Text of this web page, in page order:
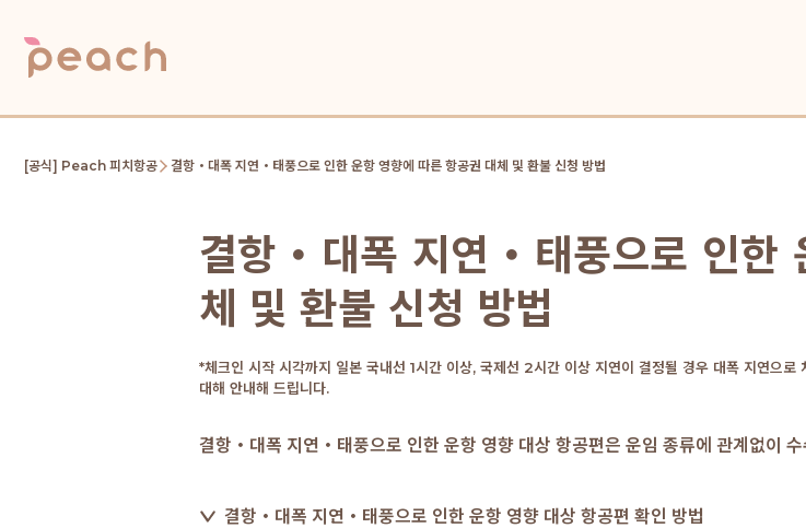
[공식] Peach 피치항공 결항・대폭 지연・태풍으로 인한 운항 영향에 따른 항공권 대체 및 환불 신청 방법
결항・대폭 지연・태풍으로 인한
체 및 환불 신청 방법
*체크인 시작 시각까지 일본 국내선 1시간 이상, 국제선 2시간 이상 지연이 결정될 경우 대폭 지연으
대해 안내해 드립니다.
결항・대폭 지연・태풍으로 인한 운항 영향 대상 항공편은 운임 종류에 관계없이
결항・대폭 지연・태풍으로 인한 운항 영향 대상 항공편 확인 방법